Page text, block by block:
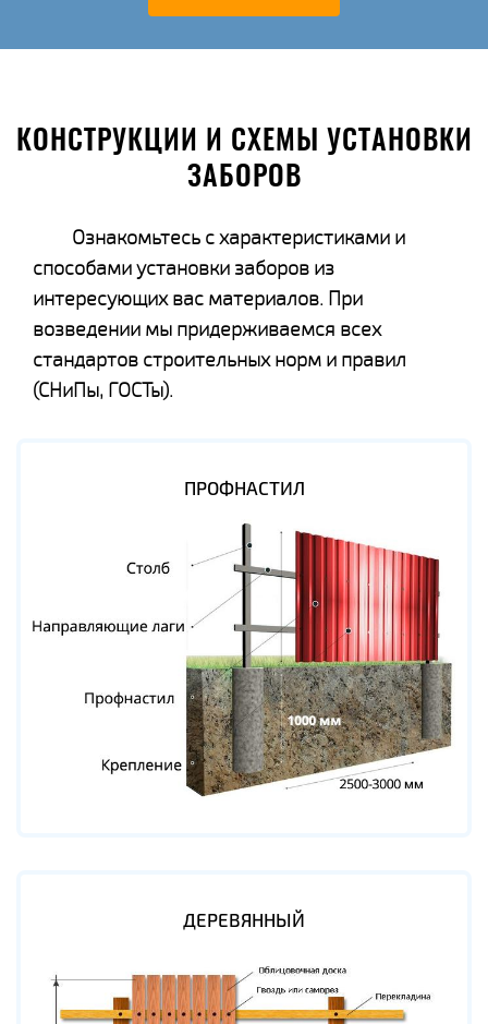
КОНСТРУКЦИИ И СХЕМЫ УСТАНОВКИ
ЗАБОРОВ
Ознакомьтесь с характеристиками и
способами установки заборов из
интересующих вас материалов. При
возведении мы придерживаемся всех
стандартов строительных норм и правил
(СНиПы, ГОСТы).
ПРОФНАСТИЛ
ДЕРЕВЯННЫЙ